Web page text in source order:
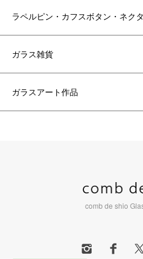
ラペルピン・カフスボタン・ネク
ガラス雑貨
ガラスアート作品
comb de shio